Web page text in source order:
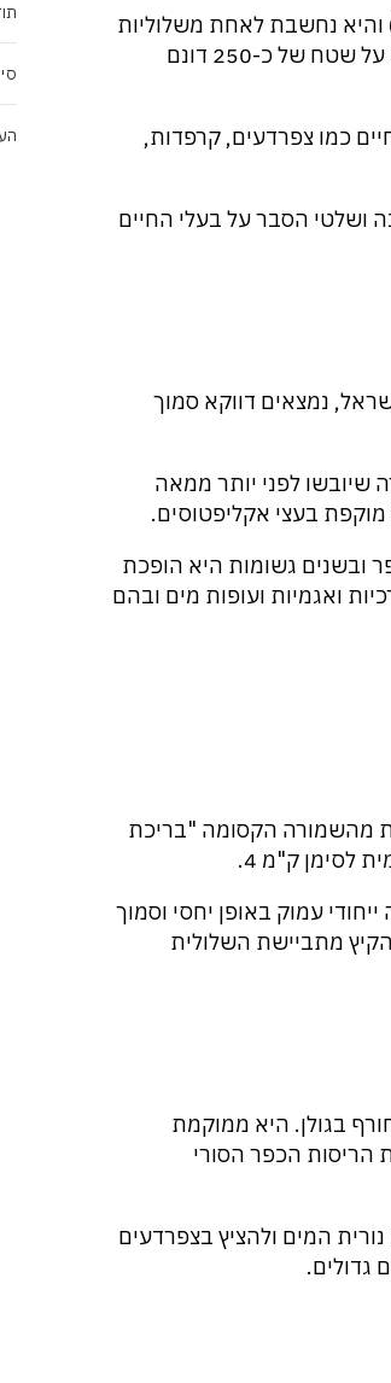
נחשבת לאחת משלוליות
החורף הגדולות במישור החוף. לפני כעשור הוקם פארק הרצליה על שטח של כ-250 דונם
חיים כמו צפרדעים, קרפדות,
ושלטי הסבר על בעלי החיים
נמצאים דווקא סמוך
שיובשו לפני יותר ממאה
בעצי אקליפטוסים.
ובשנים גשומות היא הופכת
ואגמיות ועופות מים ובהם
מהשמורה הקסומה "בריכת
עמוק באופן יחסי וסמוך
הקיץ מתביישת השלולית
בגולן. היא ממוקמת
הריסות הכפר הסורי
ס"מ תוכלו לגלות את נורית המים ולהציץ בצפרדעים
גדולים.